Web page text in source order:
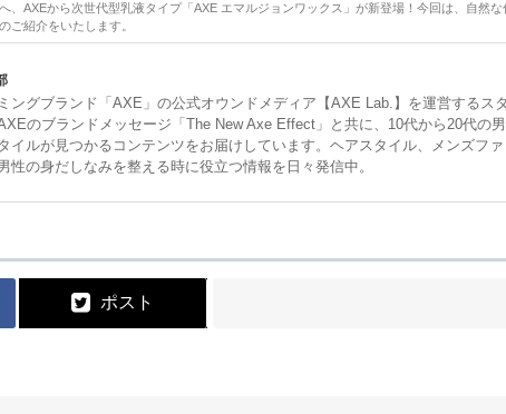
、AXEから次世代型乳液タイプ「AXE エマルジョンワックス」が新登場！今回は、自然
ご紹介をいたします。
ングブランド「AXE」の公式オウンドメディア【AXE Lab.】を運営するス
のブランドメッセージ「The New Axe Effect」と共に、10代から20代の男
イルが見つかるコンテンツをお届けしています。ヘアスタイル、メンズフ
性の身だしなみを整える時に役立つ情報を日々発信中。
ポスト